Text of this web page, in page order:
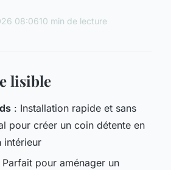
08:0610 min de lecture
lisible
: Installation rapide et sans
pour créer un coin détente en
intérieur
Parfait pour aménager un